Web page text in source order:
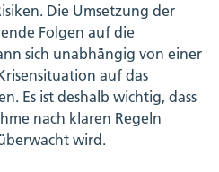
Die Umsetzung der
Folgen auf die
sich unabhängig von einer
auf das
Es ist deshalb wichtig, dass
nach klaren Regeln
wird.